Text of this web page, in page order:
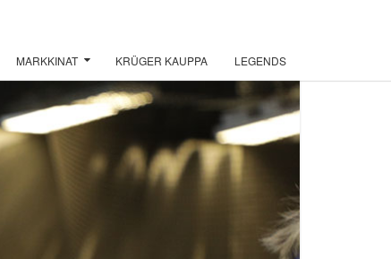
MARKKINAT KRÜGER KAUPPA LEGENDS